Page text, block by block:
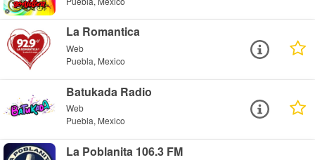
La Romantica
Web
Puebla, Mexico
Batukada Radio
Web
Puebla, Mexico
La Poblanita 106.3 FM